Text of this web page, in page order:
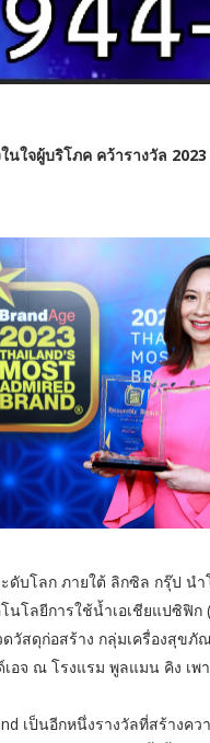
ใจผู้บริโภค คว้ารางวัล
โลก ภายใต้ ลิกซิล กรุ๊ป นำ
โลยีการใช้น้ำเอเชียแปซิฟิก
ดวัสดุก่อสร้าง กลุ่มเครื่องสุข
จ ณ โรงแรม พูลแมน คิง เพา
เป็นอีกหนึ่งรางวัลที่สร้าง